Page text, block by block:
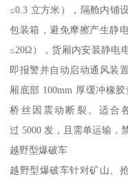
≤0.3 立方米），隔舱内铺
包装箱，避免摩擦产生静
≤20Ω），货厢内安装静电
即报警并自动启动通风装
厢底部 100mm 厚缓冲橡
桥丝因震动断裂。适合
过 5000 发，且需单运输，
越野型爆破车​
越野型爆破车针对矿山、